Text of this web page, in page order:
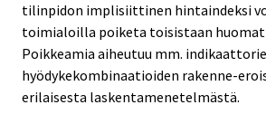
tilinpidon implisiittinen hintaindeksi
toimialoilla poiketa toisistaan
Poikkeamia aiheutuu mm.
hyödykekombinaatioiden rakenne-
erilaisesta laskentamenetelmästä.